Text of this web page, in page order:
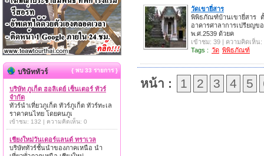
วัดเขายี่สาร
พิพิธภัณฑ์บ้านเขายี่สาร ตั้
อาคารศาลาการเปรียญ
พ.ศ.2539 ด้วยค
เข้าชม: 39 | ความคิดเห็น:
Tags : วัด พิพิธภัณฑ์
หน้า : 1 2 3 4 5
บริษัททัวร์ { พบ 33 รายการ }
บริษัท ภูเก็ต ฮอลิเดย์ เซ็นเตอร์ ทัวร์
จำกัด
ทัวร์นำเที่ยวภูเก็ต ทัวร์ภูเก็ต ทัวร์ทะเล
ราคาคนไทย โดยคนภูเ
เข้าชม: 132 | ความคิดเห็น: 0
เชียงใหม่วันเดอร์แลนด์ ทราเวล
บริษัททัวร์ชั้นนำของภาคเหนือ นำ